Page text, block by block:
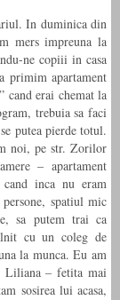
In duminica din
mers impreuna la
ne copiii in casa
primim apartament
cand erai chemat la
trebuia sa faci
putea pierde totul.
noi, pe str. Zorilor
– apartament
inca nu eram
spatiul mic
sa putem trai ca
cu un coleg de
la munca. Eu am
Liliana – fetita mai
sosirea lui acasa,